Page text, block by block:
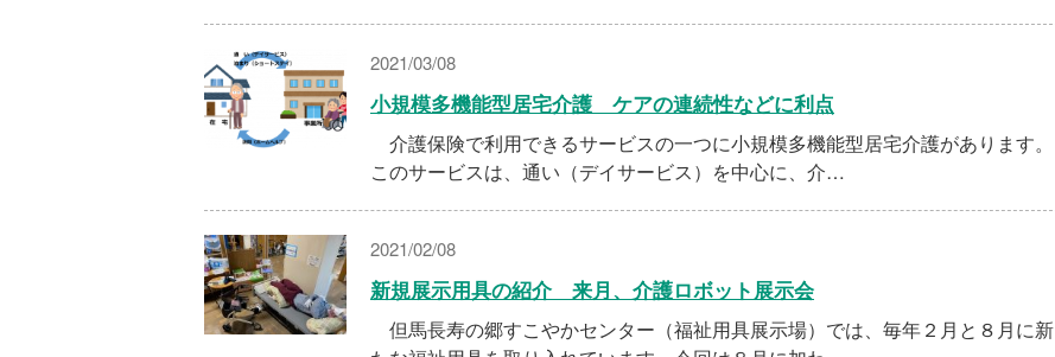
2021/03/08
小規模多機能型居宅介護 ケアの連続性などに利点
介護保険で利用できるサービスの一つに小規模多機能型居宅介護があります。
このサービスは、通い（デイサービス）を中心に、介…
2021/02/08
新規展示用具の紹介 来月、介護ロボット展示会
但馬長寿の郷すこやかセンター（福祉用具展示場）では、毎年２月と８月に新